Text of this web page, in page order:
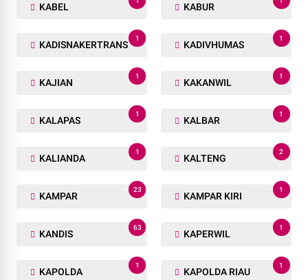
8
JAKARTA
225
JAMAAH HAJI
1 4
JAMBRET
1 6
3 1
1
JUMAT CURHAT
1
1 1
1 1
1 1